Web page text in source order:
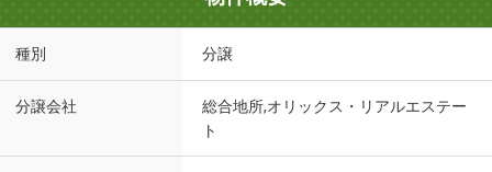
種別 分譲
分譲会社
総合地所,オリックス・リアルエステー
ト